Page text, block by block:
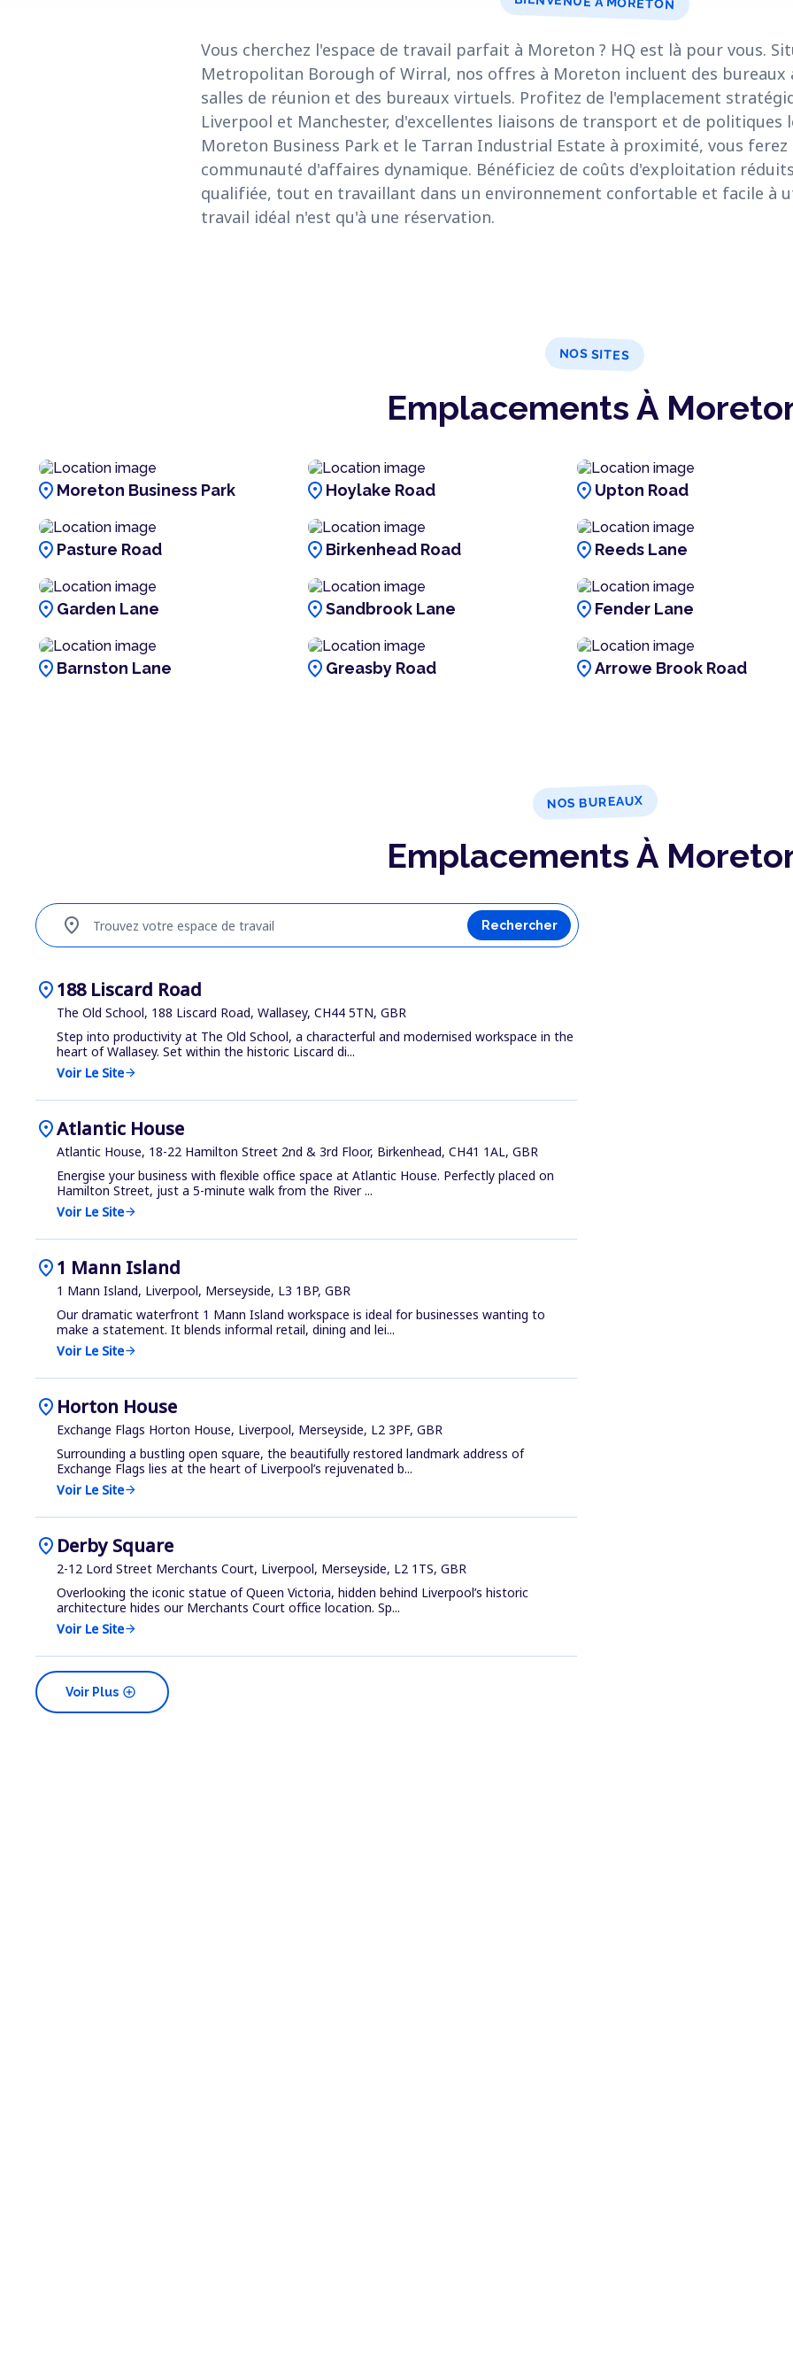
Vous cherchez l'espace de travail parfait à Moreton ? HQ est là pour vous.
Metropolitan Borough of Wirral, nos offres à Moreton incluent des bureaux
salles de réunion et des bureaux virtuels. Profitez de l'emplacement
Liverpool et Manchester, d'excellentes liaisons de transport et de politiques
Moreton Business Park et le Tarran Industrial Estate à proximité, vous
communauté d'affaires dynamique. Bénéficiez de coûts d'exploitation
qualifiée, tout en travaillant dans un environnement confortable et facile à
travail idéal n'est qu'à une réservation.
NOS SITES
Emplacements À
location_on Moreton Business Park location_on Hoylake Road location_on Upton Road
location_on Pasture Road location_on Birkenhead Road location_on Reeds Lane
location_on Garden Lane location_onSandbrook Lane location_on Fender Lane
location_on Barnston Lane location_on Greasby Road location_onArrowe Brook Road
NOS BUREAUX
Emplacements À
Trouvez votre espace de travail
location_on Rechercher
location_on188 Liscard Road
The Old School, 188 Liscard Road, Wallasey, CH44 5TN, GBR
Step into productivity at The Old School, a characterful and modernised workspace in the
heart of Wallasey. Set within the historic Liscard di...
Voir Le Sitearrow_forward
location_onAtlantic House
Atlantic House, 18-22 Hamilton Street 2nd & 3rd Floor, Birkenhead, CH41 1AL, GBR
Energise your business with flexible office space at Atlantic House. Perfectly placed on
Hamilton Street, just a 5-minute walk from the River ...
Voir Le Sitearrow_forward
location_on1 Mann Island
1 Mann Island, Liverpool, Merseyside, L3 1BP, GBR
Our dramatic waterfront 1 Mann Island workspace is ideal for businesses wanting to
make a statement. It blends informal retail, dining and lei...
Voir Le Sitearrow_forward
location_on Horton House
Exchange Flags Horton House, Liverpool, Merseyside, L2 3PF, GBR
Surrounding a bustling open square, the beautifully restored landmark address of
Exchange Flags lies at the heart of Liverpool’s rejuvenated b...
Voir Le Sitearrow_forward
location_on Derby Square
2-12 Lord Street Merchants Court, Liverpool, Merseyside, L2 1TS, GBR
Overlooking the iconic statue of Queen Victoria, hidden behind Liverpool’s historic
architecture hides our Merchants Court office location. Sp...
Voir Le Sitearrow_forward
add_circle
Voir Plus